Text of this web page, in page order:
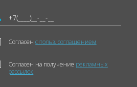
Согласенс польз. соглашением
Согласен на получение рекламных
рассылок